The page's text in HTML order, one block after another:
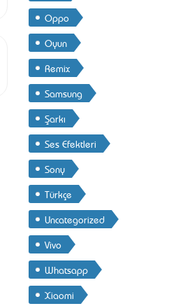
Oppo
Oyun
Remix
Samsung
Şarkı
Ses Efektleri
Sony
Türkçe
Uncategorized
Vivo
Whatsapp
Xiaomi